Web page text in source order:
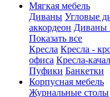
Мягкая мебель
Диваны Угловые
аккордеон Диваны
Показать все
Кресла Кресла -
офиса Кресла-
Пуфики Банкетки
Корпусная мебель
Журнальные столы